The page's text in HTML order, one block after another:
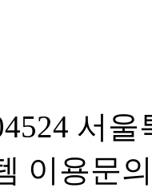
서
이용문